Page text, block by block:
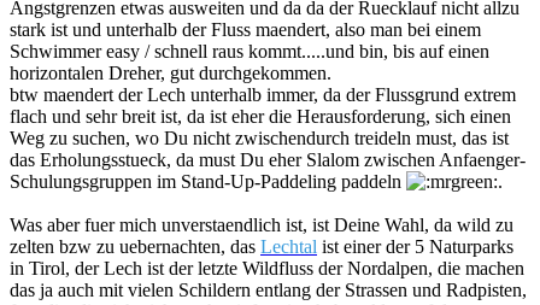
Angstgrenzen etwas ausweiten und da da der Ruecklauf nicht allzu
stark ist und unterhalb der Fluss maendert, also man bei einem
Schwimmer easy / schnell raus kommt.....und bin, bis auf einen
horizontalen Dreher, gut durchgekommen.
btw maendert der Lech unterhalb immer, da der Flussgrund extrem
flach und sehr breit ist, da ist eher die Herausforderung, sich einen
Weg zu suchen, wo Du nicht zwischendurch treideln must, das ist
das Erholungsstueck, da must Du eher Slalom zwischen Anfaenger-
Schulungsgruppen im Stand-Up-Paddeling paddeln
.
Was aber fuer mich unverstaendlich ist, ist Deine Wahl, da wild zu
zelten bzw zu uebernachten, das Lechtal ist einer der 5 Naturparks
in Tirol, der Lech ist der letzte Wildfluss der Nordalpen, die machen
das ja auch mit vielen Schildern entlang der Strassen und Radpisten,